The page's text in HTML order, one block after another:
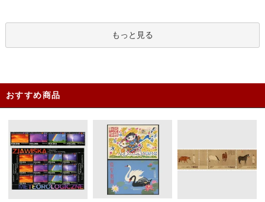
もっと見る
おすすめ商品